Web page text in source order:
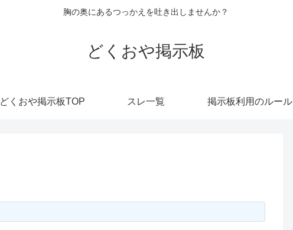
胸の奥にあるつっかえを吐き出しませんか？
どくおや掲示板
どくおや掲示板TOP スレ一覧 掲示板利用のルール